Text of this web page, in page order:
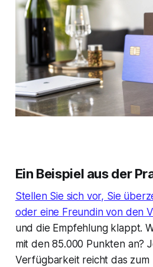
Ein Beispiel aus der
Stellen Sie sich vor, Sie
oder eine Freundin von den
und die Empfehlung klappt.
mit den 85.000 Punkten an?
Verfügbarkeit reicht das zum